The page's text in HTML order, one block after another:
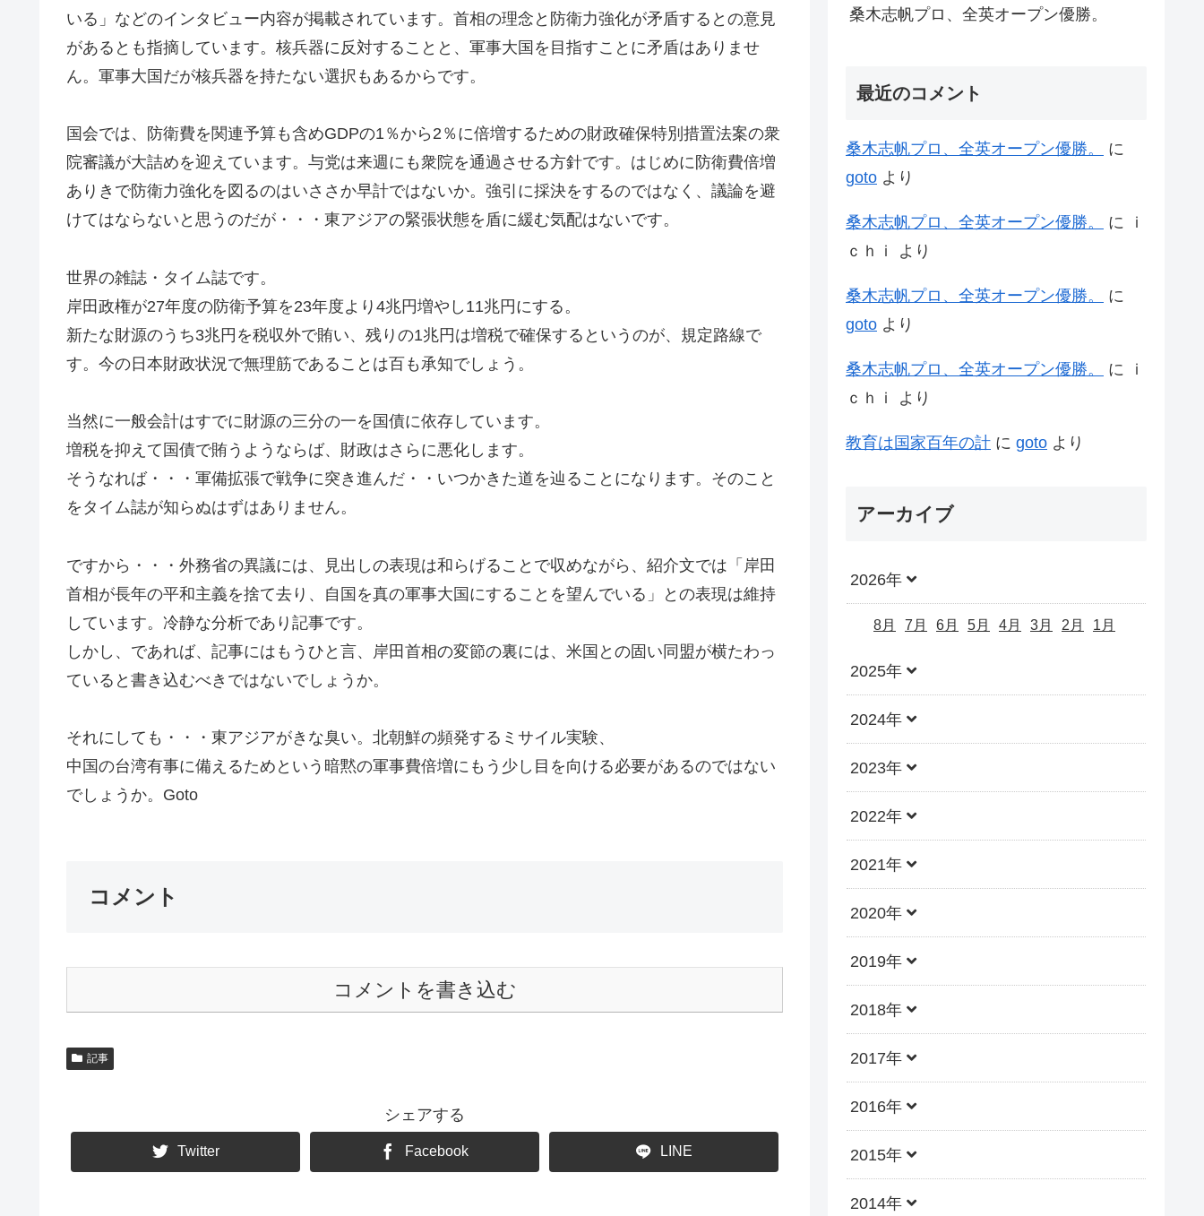
いる」などのインタビュー内容が掲載されています。首相の理念と防衛力強化が矛盾するとの意見
があるとも指摘しています。核兵器に反対することと、軍事大国を目指すことに矛盾はありませ
ん。軍事大国だが核兵器を持たない選択もあるからです。
国会では、防衛費を関連予算も含めGDPの1％から2％に倍増するための財政確保特別措置法案の衆
院審議が大詰めを迎えています。与党は来週にも衆院を通過させる方針です。はじめに防衛費倍増
ありきで防衛力強化を図るのはいささか早計ではないか。強引に採決をするのではなく、議論を避
けてはならないと思うのだが・・・東アジアの緊張状態を盾に緩む気配はないです。
世界の雑誌・タイム誌です。
岸田政権が27年度の防衛予算を23年度より4兆円増やし11兆円にする。
新たな財源のうち3兆円を税収外で賄い、残りの1兆円は増税で確保するというのが、規定路線で
す。今の日本財政状況で無理筋であることは百も承知でしょう。
当然に一般会計はすでに財源の三分の一を国債に依存しています。
増税を抑えて国債で賄うようならば、財政はさらに悪化します。
そうなれば・・・軍備拡張で戦争に突き進んだ・・いつかきた道を辿ることになります。そのこと
をタイム誌が知らぬはずはありません。
ですから・・・外務省の異議には、見出しの表現は和らげることで収めながら、紹介文では「岸田
首相が長年の平和主義を捨て去り、自国を真の軍事大国にすることを望んでいる」との表現は維持
しています。冷静な分析であり記事です。
しかし、であれば、記事にはもうひと言、岸田首相の変節の裏には、米国との固い同盟が横たわっ
ていると書き込むべきではないでしょうか。
それにしても・・・東アジアがきな臭い。北朝鮮の頻発するミサイル実験、
中国の台湾有事に備えるためという暗黙の軍事費倍増にもう少し目を向ける必要があるのではない
でしょうか。Goto
コメント
コメントを書き込む
記事
シェアする
Twitter Facebook LINE
桑木志帆プロ、全英オープン優勝。
最近のコメント
桑木志帆プロ、全英オープン優勝。
に
goto より
桑木志帆プロ、全英オープン優勝。 に
ｉ
ｃｈｉ
より
桑木志帆プロ、全英オープン優勝。
に
goto より
桑木志帆プロ、全英オープン優勝。 に
ｉ
ｃｈｉ
より
教育は国家百年の計 に goto より
アーカイブ
2026年
8月 7月 6月 5月 4月 3月 2月 1月
2025年
2024年
2023年
2022年
2021年
2020年
2019年
2018年
2017年
2016年
2015年
2014年